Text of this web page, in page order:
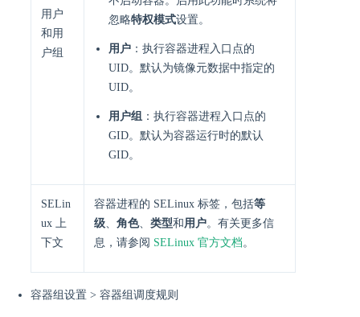
用户
和用
户组
忽略特权模式设置。
用户 ：执行容器进程入口点的
UID。默认为镜像元数据中指定的
UID。
用户组 ：执行容器进程入口点的
GID。默认为容器运行时的默认
GID。
SELin
ux 上
下文
容器进程的 SELinux 标签，包括等
级、 角色、 类型和 用户。有关更多信
息，请参阅 SELinux 官方文档。
容器组设置 > 容器组调度规则